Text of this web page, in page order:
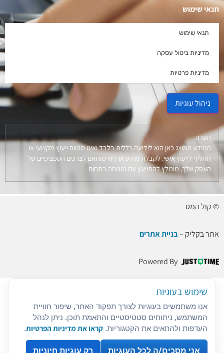
תנאי שימוש
תנאי שימוש
מדיניות ביטול עסקה
מדיניות פרטיות
ניהול עוגיות
הערה:
המידע המוצג כאן הוא לידיעה כללית בלבד ואינו מהווה ייעוץ מקצועי או
תחליף לייעוץ אישי. לקבלת מידע או ליווי מותאם לצרכים הספציפיים של
העסק שלך, מומלץ להתייעץ עם מומחה בתחום.
© קול המס
אתר בקליק –בניית אתרים
Powered By
שימוש בעוגיות
אנו משתמשים בעוגיות לצורך תפקוד האתר, שיפור חוויית
המשתמש, ניתוחים סטטיסטיים והתאמת תוכן. ניתן לנהל
העדפות ולהתאים את הקטגוריות. קראו את מדיניות הפרטיות.
אני מסכים/ה לכל העוגיות רק עוגיות חיוניות